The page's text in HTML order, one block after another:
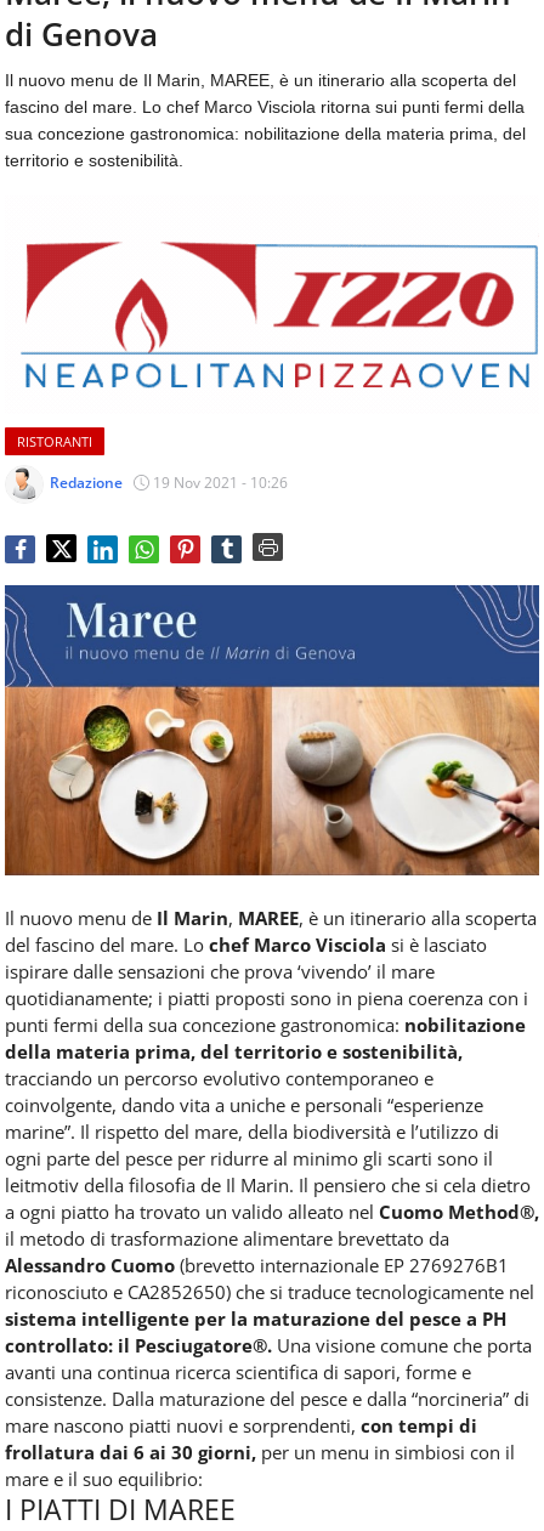
aggiornamenti
quotidiani
temi
come
ospitalità,
ristorazione,
beverage,
catering
e
articoli
sul
mondo
dei
consumi
fuoricasa,
Food
le
novità
del
comparto
Horeca.
CONTATTI
di Genova
Il nuovo menu de Il Marin, MAREE, è un itinerario alla scoperta del
fascino del mare. Lo chef Marco Visciola ritorna sui punti fermi della
sua concezione gastronomica: nobilitazione della materia prima, del
territorio e sostenibilità.
RISTORANTI
Redazione 19 Nov 2021 - 10:26
Il nuovo menu de Il Marin, MAREE, è un itinerario alla scoperta
del fascino del mare. Lo chef Marco Visciola si è lasciato
ispirare dalle sensazioni che prova ‘vivendo’ il mare
quotidianamente; i piatti proposti sono in piena coerenza con i
punti fermi della sua concezione gastronomica: nobilitazione
della materia prima, del territorio e sostenibilità,
tracciando un percorso evolutivo contemporaneo e
coinvolgente, dando vita a uniche e personali “esperienze
marine”. Il rispetto del mare, della biodiversità e l’utilizzo di
ogni parte del pesce per ridurre al minimo gli scarti sono il
leitmotiv della filosofia de Il Marin. Il pensiero che si cela dietro
a ogni piatto ha trovato un valido alleato nel Cuomo Method®,
il metodo di trasformazione alimentare brevettato da
Alessandro Cuomo (brevetto internazionale EP 2769276B1
riconosciuto e CA2852650) che si traduce tecnologicamente nel
sistema intelligente per la maturazione del pesce a PH
controllato: il Pesciugatore®. Una visione comune che porta
avanti una continua ricerca scientifica di sapori, forme e
consistenze. Dalla maturazione del pesce e dalla “norcineria” di
mare nascono piatti nuovi e sorprendenti, con tempi di
frollatura dai 6 ai 30 giorni, per un menu in simbiosi con il
mare e il suo equilibrio:
I PIATTI DI MAREE